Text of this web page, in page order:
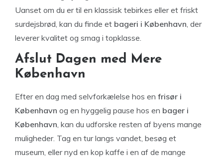
Uanset om du er til en klassisk tebirkes eller et friskt
surdejsbrød, kan du finde et bageri i København, der
leverer kvalitet og smag i topklasse.
Afslut Dagen med Mere
København
Efter en dag med selvforkælelse hos en frisør i
København og en hyggelig pause hos en bager i
København, kan du udforske resten af byens mange
muligheder. Tag en tur langs vandet, besøg et
museum, eller nyd en kop kaffe i en af de mange